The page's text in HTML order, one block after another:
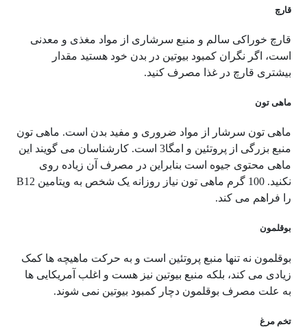
قارچ
قارچ خوراکی سالم و منبع سرشاری از مواد مغذی و معدنی
است، اگر نگران کمبود بیوتین در بدن خود هستید مقدار
بیشتری قارچ در غذا مصرف کنید.
ماهی تون
ماهی تون سرشار از مواد ضروری و مفید بدن است. ماهی تون
منبع بزرگی از پروتئین و امگا3 است. کارشناسان می گویند این
ماهی محتوی جیوه است بنابراین در مصرف آن زیاده روی
نکنید. 100 گرم ماهی تون نیاز روزانه یک شخص به ویتامین
B12
را فراهم می کند.
بوقلمون
بوقلمون نه تنها منبع پروتئین است و به حرکت ماهیچه ها کمک
زیادی می کند، بلکه منبع بیوتین نیز هست و اغلب آمریکایی ها
به علت مصرف بوقلمون دچار کمبود بیوتین نمی شوند.
تخم مرغ